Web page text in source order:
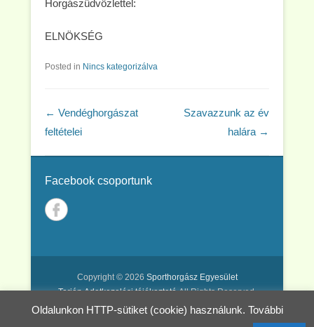
Horgászüdvözlettel:
ELNÖKSÉG
Posted in Nincs kategorizálva
Post navigation
← Vendéghorgászat
feltételei
Szavazzunk az év
halára →
Facebook csoportunk
Copyright © 2026 Sporthorgász Egyesület
Tarján Adatkezelési tájékoztatóAll Rights Reserved.
Catch Kathmandu byCatch Themes
Oldalunkon HTTP-sütiket (cookie) használunk. További